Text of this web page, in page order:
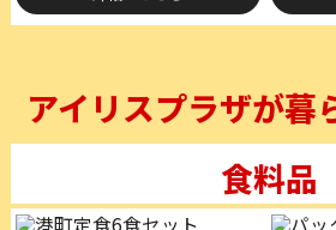
アイリスプラザが暮
食料品